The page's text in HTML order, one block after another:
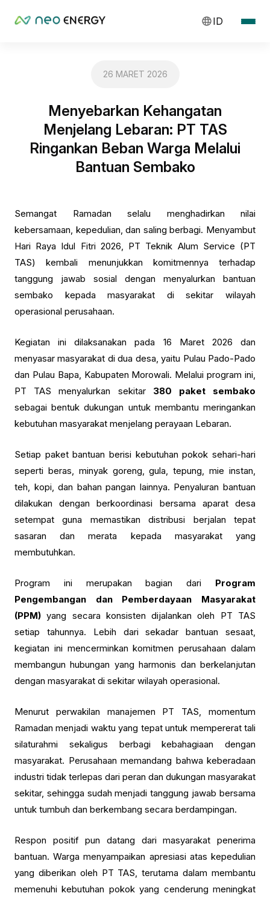
ID
26 MARET 2026
Menyebarkan Kehangatan
Menjelang Lebaran: PT TAS
Ringankan Beban Warga Melalui
Bantuan Sembako
Semangat Ramadan selalu menghadirkan nilai
kebersamaan, kepedulian, dan saling berbagi. Menyambut
Hari Raya Idul Fitri 2026, PT Teknik Alum Service (PT
TAS) kembali menunjukkan komitmennya terhadap
tanggung jawab sosial dengan menyalurkan bantuan
sembako kepada masyarakat di sekitar wilayah
operasional perusahaan.
Kegiatan ini dilaksanakan pada 16 Maret 2026 dan
menyasar masyarakat di dua desa, yaitu Pulau Pado-Pado
dan Pulau Bapa, Kabupaten Morowali. Melalui program ini,
PT TAS menyalurkan sekitar 380 paket sembako
sebagai bentuk dukungan untuk membantu meringankan
kebutuhan masyarakat menjelang perayaan Lebaran.
Setiap paket bantuan berisi kebutuhan pokok sehari-hari
seperti beras, minyak goreng, gula, tepung, mie instan,
teh, kopi, dan bahan pangan lainnya. Penyaluran bantuan
dilakukan dengan berkoordinasi bersama aparat desa
setempat guna memastikan distribusi berjalan tepat
sasaran dan merata kepada masyarakat yang
membutuhkan.
Program ini merupakan bagian dari Program
Pengembangan dan Pemberdayaan Masyarakat
(PPM) yang secara konsisten dijalankan oleh PT TAS
setiap tahunnya. Lebih dari sekadar bantuan sesaat,
kegiatan ini mencerminkan komitmen perusahaan dalam
membangun hubungan yang harmonis dan berkelanjutan
dengan masyarakat di sekitar wilayah operasional.
Menurut perwakilan manajemen PT TAS, momentum
Ramadan menjadi waktu yang tepat untuk mempererat tali
silaturahmi sekaligus berbagi kebahagiaan dengan
masyarakat. Perusahaan memandang bahwa keberadaan
industri tidak terlepas dari peran dan dukungan masyarakat
sekitar, sehingga sudah menjadi tanggung jawab bersama
untuk tumbuh dan berkembang secara berdampingan.
Respon positif pun datang dari masyarakat penerima
bantuan. Warga menyampaikan apresiasi atas kepedulian
yang diberikan oleh PT TAS, terutama dalam membantu
memenuhi kebutuhan pokok yang cenderung meningkat